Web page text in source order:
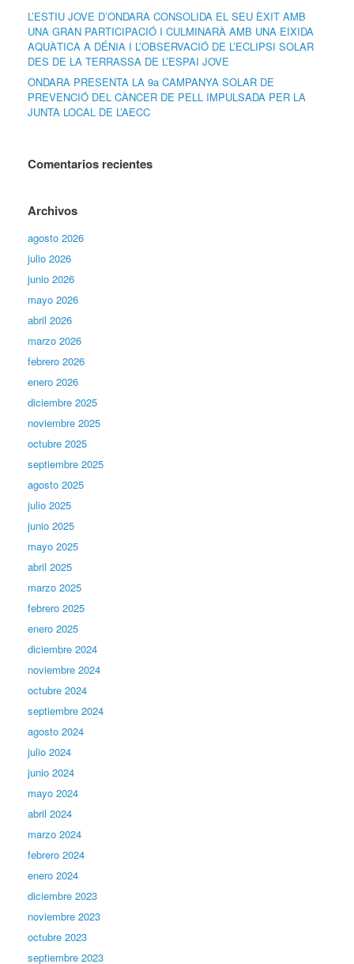
L’ESTIU JOVE D’ONDARA CONSOLIDA EL SEU ÈXIT AMB
UNA GRAN PARTICIPACIÓ I CULMINARÀ AMB UNA EIXIDA
AQUÀTICA A DÉNIA I L’OBSERVACIÓ DE L’ECLIPSI SOLAR
DES DE LA TERRASSA DE L’ESPAI JOVE
ONDARA PRESENTA LA 9a CAMPANYA SOLAR DE
PREVENCIÓ DEL CÀNCER DE PELL IMPULSADA PER LA
JUNTA LOCAL DE L’AECC
Comentarios recientes
Archivos
agosto 2026
julio 2026
junio 2026
mayo 2026
abril 2026
marzo 2026
febrero 2026
enero 2026
diciembre 2025
noviembre 2025
octubre 2025
septiembre 2025
agosto 2025
julio 2025
junio 2025
mayo 2025
abril 2025
marzo 2025
febrero 2025
enero 2025
diciembre 2024
noviembre 2024
octubre 2024
septiembre 2024
agosto 2024
julio 2024
junio 2024
mayo 2024
abril 2024
marzo 2024
febrero 2024
enero 2024
diciembre 2023
noviembre 2023
octubre 2023
septiembre 2023